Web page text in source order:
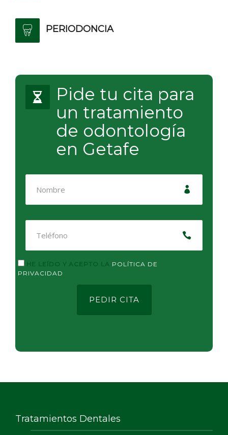
PERIODONCIA
Pide tu cita para
un tratamiento
de odontología
en Getafe
HE LEÍDO Y ACEPTO LA POLÍTICA DE
PRIVACIDAD
Tratamientos Dentales